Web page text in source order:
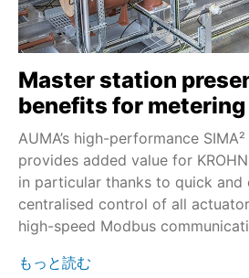
Master station
benefits for
AUMA’s high-performance
provides added value for
in particular thanks to quick and
centralised control of all
high-speed Modbus
もっと読む